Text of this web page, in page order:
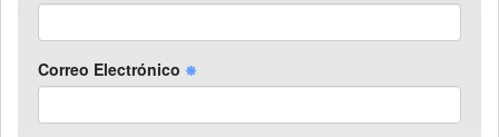
Correo Electrónico